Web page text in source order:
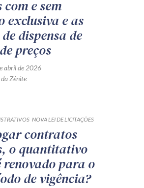
e sem
exclusiva e as
dispensa de
preços
abril de 2026
Zênite
NOVA LEI DE LICITAÇÕES
contratos
o quantitativo
para o
de vigência?